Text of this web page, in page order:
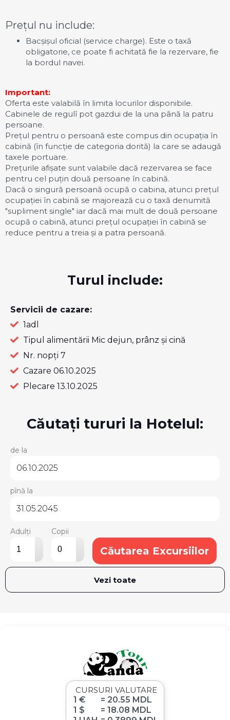
Prețul nu include:
Bacșișul oficial (service charge). Este o taxă
obligatorie, ce poate fi achitată fie la rezervare, fie
la bordul navei.
Important:
Oferta este valabilă în limita locurilor disponibile.
Cabinele de regulî pot gazdui de la una până la patru
persoane.
Prețul pentru o persoană este compus din ocupația în
cabină (în funcție de categoria dorită) la care se adaugă
taxele portuare.
Prețurile afișate sunt valabile dacă rezervarea se face
pentru cel puțin două persoane în cabină.
Dacă o singură persoană ocupă o cabina, atunci prețul
ocupației în cabină se majorează cu o taxă denumită
"supliment single" iar dacă mai mult de două persoane
ocupă o cabină, atunci prețul ocupației în cabină se
reduce pentru a treia și a patra persoană.
Turul include:
Servicii de cazare:
1adl
Tipul alimentării Mic dejun, prânz și cină
Nr. nopți 7
Cazare 06.10.2025
Plecare 13.10.2025
Căutați tururi la Hotelul:
de la
pînă la
Adulți Copii
Căutarea Excursiilor
Vezi toate
CURSURI VALUTARE
1 €
= 20.55 MDL
1 $
= 18.08 MDL